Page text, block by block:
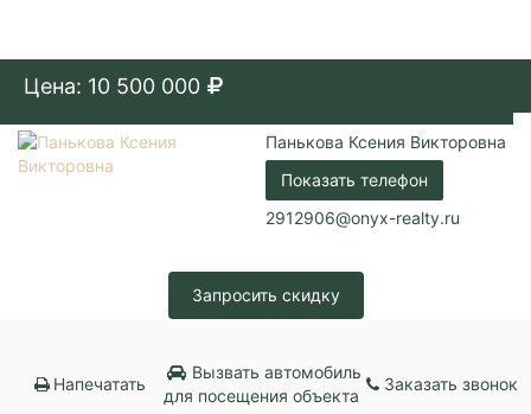
Цена: 10 500 000
Панькова Ксения Викторовна
Показать телефон
2912906@onyx-realty.ru
Запросить скидку
Напечатать
Вызвать автомобиль
для посещения объекта
Заказать звонок